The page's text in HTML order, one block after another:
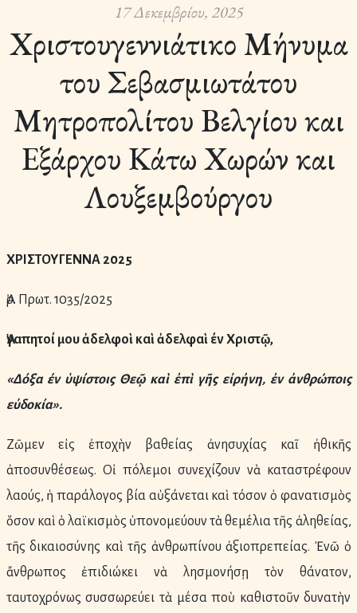
17 Δεκεμβρίου, 2025
Χριστουγεννιάτικο Μήνυμα
του Σεβασμιωτάτου
Μητροπολίτου Βελγίου και
Εξάρχου Κάτω Χωρών και
Λουξεμβούργου
ΧΡΙΣΤΟΥΓΕΝΝΑ 2025
Ἀρ. Πρωτ. 1035/2025
Ἀγαπητοί μουἀδελφοὶ καὶἀδελφαὶ ένΧριστῷ,
«Δόξα έν ὑψίστοις Θεῷ καὶ ἐπὶ γῆς εἰρἠνη, ἐν ἀνθρώποις
εὐδοκία».
Ζῶμεν εἰς ἐποχὴν βαθείας ἀνησυχίας καῖ ἠθικῆς
ἀποσυνθέσεως. Οἱ πόλεμοι συνεχίζουν νὰ καταστρέφουν
λαούς, ἡ παράλογος βία αὐξάνεται καὶ τόσον ὁ φανατισμὸς
ὅσον καὶ ὁ λαϊκισμὸς ὑπονομεύουν τὰ θεμέλια τῆς ἀληθείας,
τῆς δικαιοσύνης καὶ τῆς ἀνθρωπίνου ἀξιοπρεπείας. Ἐνῶ ὁ
ἄνθρωπος ἐπιδιώκει νὰ λησμονήσῃ τὸν θάνατον,
ταυτοχρόνως συσσωρεύει τὰ μέσα ποὺ καθιστοῦν δυνατὴν